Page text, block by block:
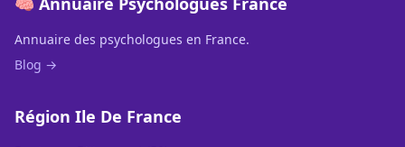
Annuaire des psychologues en France.
Blog →
Région Ile De France